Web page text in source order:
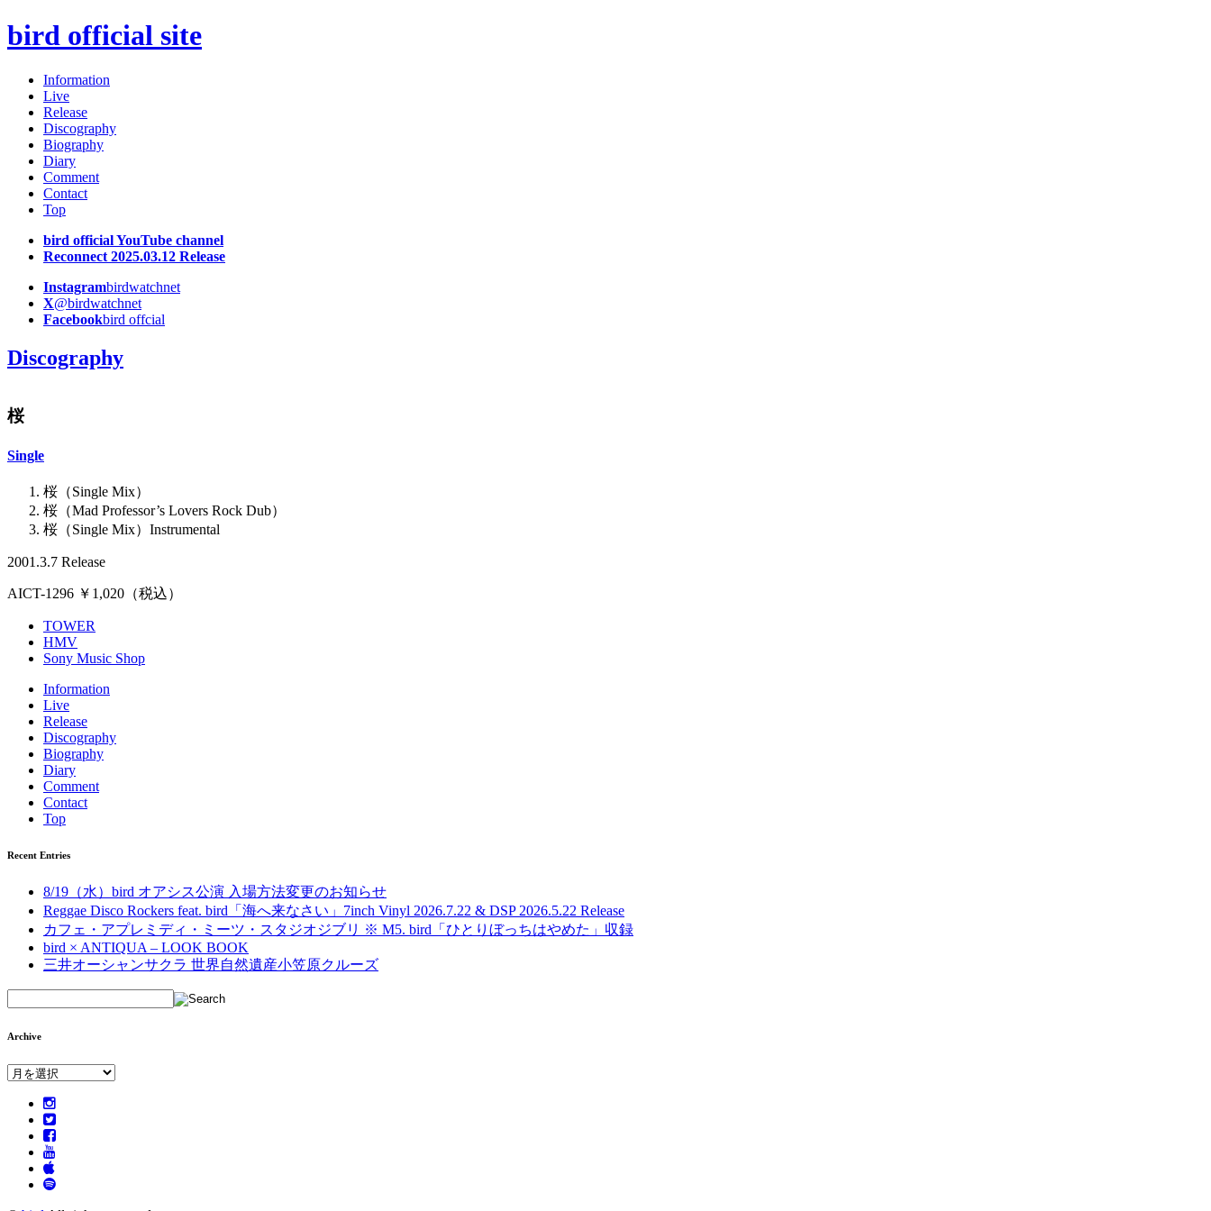
bird official site
Information
Live
Release
Discography
Biography
Diary
Comment
Contact
Top
bird official YouTube channel
Reconnect 2025.03.12 Release
Instagrambirdwatchnet
X@birdwatchnet
Facebookbird offcial
Discography
桜
Single
桜（Single Mix）
桜（Mad Professor’s Lovers Rock Dub）
桜（Single Mix）Instrumental
2001.3.7 Release
AICT-1296 ￥1,020（税込）
TOWER
HMV
Sony Music Shop
Information
Live
Release
Discography
Biography
Diary
Comment
Contact
Top
Recent Entries
8/19（水）bird オアシス公演 入場方法変更のお知らせ
Reggae Disco Rockers feat. bird「海へ来なさい」7inch Vinyl 2026.7.22 & DSP 2026.5.22 Release
カフェ・アプレミディ・ミーツ・スタジオジブリ ※ M5. bird「ひとりぼっちはやめた」収録
bird × ANTIQUA – LOOK BOOK
三井オーシャンサクラ 世界自然遺産小笠原クルーズ
Archive